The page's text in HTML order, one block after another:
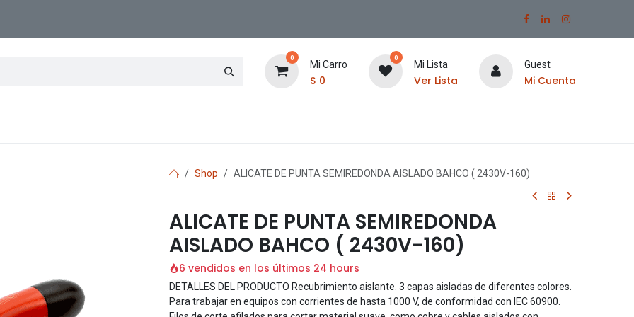
0
Mi Carro
$ 0
0
Mi Lista
Ver Lista
Guest
Mi Cuenta
Shop ALICATE DE PUNTA SEMIREDONDA AISLADO BAHCO ( 2430V-160)
ALICATE DE PUNTA SEMIREDONDA
AISLADO BAHCO ( 2430V-160)
6 vendidos en los últimos 24 hours
DETALLES DEL PRODUCTO Recubrimiento aislante. 3 capas aisladas de diferentes colores.
Para trabajar en equipos con corrientes de hasta 1000 V, de conformidad con IEC 60900.